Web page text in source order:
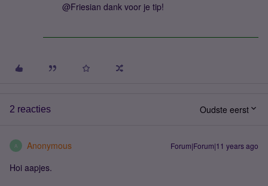
@Friesian dank voor je tip!
2 reacties Oudste eerst
A Anonymous Forum|Forum|11 years ago
Hoi aapjes.